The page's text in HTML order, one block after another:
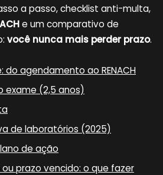
a passo, checklist anti-multa,
e um comparativo de
você nunca mais perder prazo.
do agendamento ao RENACH
exame (2,5 anos)
de laboratórios (2025)
de ação
prazo vencido: o que fazer